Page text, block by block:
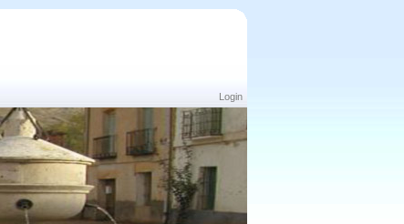
Login